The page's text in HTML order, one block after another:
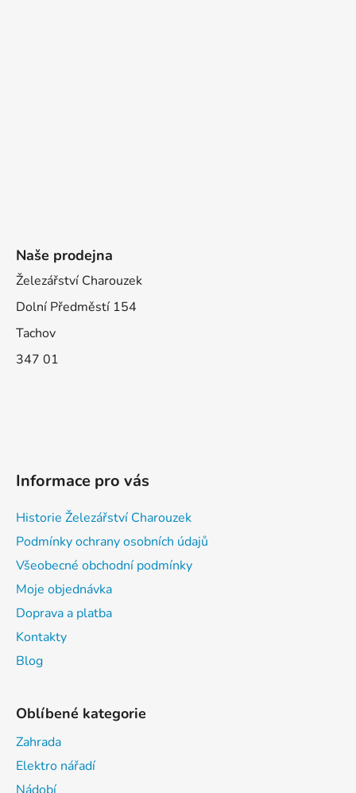
Naše prodejna
Železářství Charouzek
Dolní Předměstí 154
Tachov
347 01
Informace pro vás
Historie Železářství Charouzek
Podmínky ochrany osobních údajů
Všeobecné obchodní podmínky
Moje objednávka
Doprava a platba
Kontakty
Blog
Oblíbené kategorie
Zahrada
Elektro nářadí